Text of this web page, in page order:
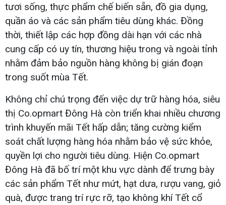
tươi sống, thực phẩm chế biến sẵn, đồ gia dụng,
quần áo và các sản phẩm tiêu dùng khác. Đồng
thời, thiết lập các hợp đồng dài hạn với các nhà
cung cấp có uy tín, thương hiệu trong và ngoài tỉnh
nhằm đảm bảo nguồn hàng không bị gián đoạn
trong suốt mùa Tết.
Không chỉ chú trọng đến việc dự trữ hàng hóa, siêu
thị Co.opmart Đông Hà còn triển khai nhiều chương
trình khuyến mãi Tết hấp dẫn; tăng cường kiểm
soát chất lượng hàng hóa nhằm bảo vệ sức khỏe,
quyền lợi cho người tiêu dùng. Hiện Co.opmart
Đông Hà đã bố trí một khu vực dành để trưng bày
các sản phẩm Tết như mứt, hạt dưa, rượu vang, giỏ
quà, được trang trí rực rỡ, tạo không khí Tết cổ